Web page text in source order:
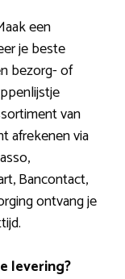
een
je beste
bezorg- of
van
afrekenen via
Bancontact,
ontvang je
levering?